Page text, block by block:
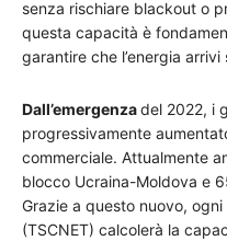
senza rischiare blackout o
questa capacità è
garantire che l’energia
Dall’emergenzadel 2022, i
progressivamente
commerciale. Attualmente
blocco Ucraina-Moldova e
Grazie a questo nuovo,
(TSCNET) calcolerà la